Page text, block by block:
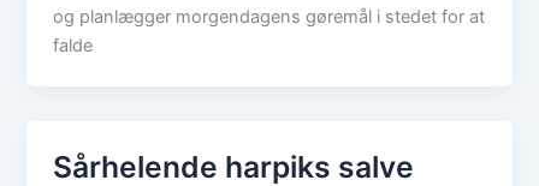
og planlægger morgendagens gøremål i stedet for at
falde
Sårhelende harpiks salve